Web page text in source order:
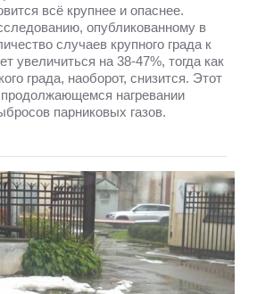
всё крупнее и опаснее.
опубликованному в
случаев крупного града к
увеличиться на 38-47%, тогда как
града, наоборот, снизится. Этот
продолжающемся нагревании
парниковых газов.